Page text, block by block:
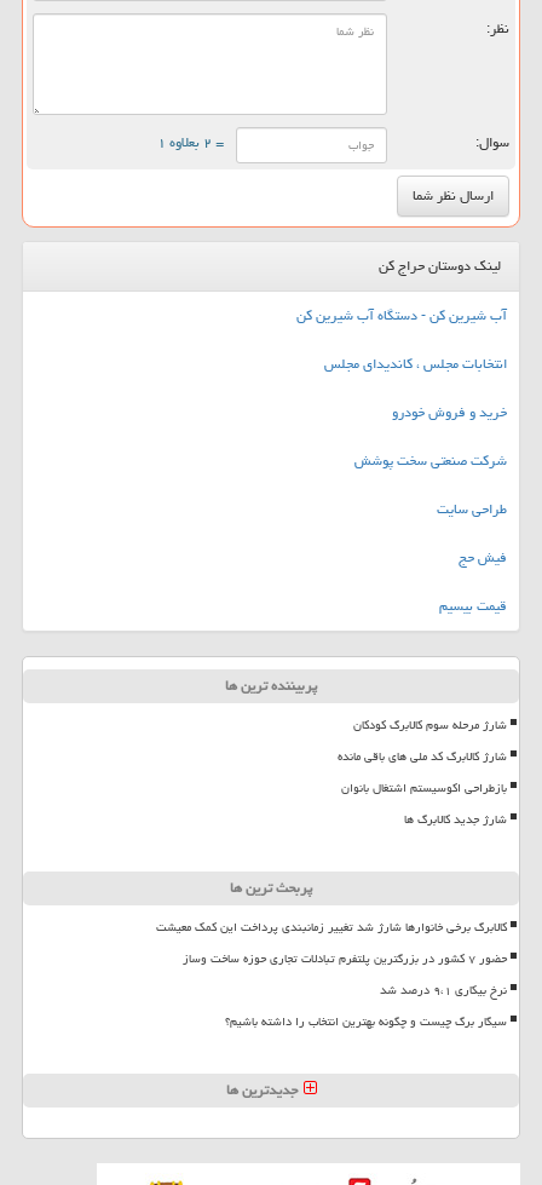
نظر:
سوال: = ۲ بعلاوه ۱
لینک دوستان حراج کن
آب شیرین کن - دستگاه آب شیرین کن
انتخابات مجلس ، کاندیدای مجلس
خرید و فروش خودرو
شرکت صنعتی سخت پوشش
طراحی سایت
فیش حج
قیمت بیسیم
پربیننده ترین ها
شارژ مرحله سوم کالابرگ کودکان
شارژ کالابرگ کد ملی های باقی مانده
بازطراحی اکوسیستم اشتغال بانوان
شارژ جدید کالابرگ ها
پربحث ترین ها
کالابرگ برخی خانوارها شارژ شد تغییر زمانبندی پرداخت این کمک معیشت
حضور ۷ کشور در بزرگترین پلتفرم تبادلات تجاری حوزه ساخت وساز
نرخ بیکاری ۹،۱ درصد شد
سیگار برگ چیست و چگونه بهترین انتخاب را داشته باشیم؟
جدیدترین ها